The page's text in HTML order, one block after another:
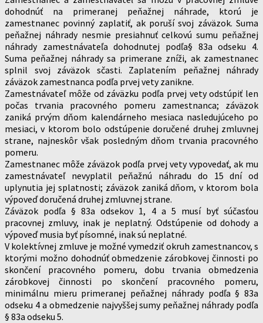
dohodnúť na primeranej peňažnej náhrade, ktorú je
zamestnanec povinný zaplatiť, ak poruší svoj záväzok. Suma
peňažnej náhrady nesmie presiahnuť celkovú sumu peňažnej
náhrady zamestnávateľa dohodnutej podľa§ 83a odseku 4.
Suma peňažnej náhrady sa primerane zníži, ak zamestnanec
splnil svoj záväzok sčasti. Zaplatením peňažnej náhrady
záväzok zamestnanca podľa prvej vety zanikne.
Zamestnávateľ môže od záväzku podľa prvej vety odstúpiť len
počas trvania pracovného pomeru zamestnanca; záväzok
zaniká prvým dňom kalendárneho mesiaca nasledujúceho po
mesiaci, v ktorom bolo odstúpenie doručené druhej zmluvnej
strane, najneskôr však posledným dňom trvania pracovného
pomeru.
Zamestnanec môže záväzok podľa prvej vety vypovedať, ak mu
zamestnávateľ nevyplatil peňažnú náhradu do 15 dní od
uplynutia jej splatnosti; záväzok zaniká dňom, v ktorom bola
výpoveď doručená druhej zmluvnej strane.
Záväzok podľa § 83a odsekov 1, 4 a 5 musí byť súčasťou
pracovnej zmluvy, inak je neplatný. Odstúpenie od dohody a
výpoveď musia byť písomné, inak sú neplatné.
V kolektívnej zmluve je možné vymedziť okruh zamestnancov, s
ktorými možno dohodnúť obmedzenie zárobkovej činnosti po
skončení pracovného pomeru, dobu trvania obmedzenia
zárobkovej činnosti po skončení pracovného pomeru,
minimálnu mieru primeranej peňažnej náhrady podľa § 83a
odseku 4 a obmedzenie najvyššej sumy peňažnej náhrady podľa
§ 83a odseku 5.